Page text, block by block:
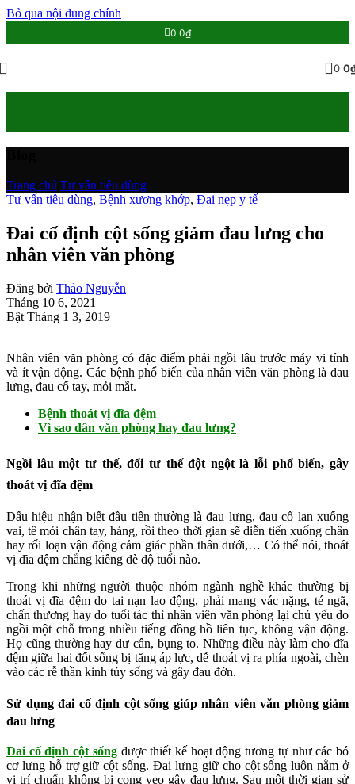
Bỏ qua nội dung chính
0 0₫
0 0
Trang chủ Tư vấn tiêu dùng
Tư vấn tiêu dùng, Bệnh xương khớp, Đai nẹp y tế
Đai cố định cột sống giảm đau lưng cho
nhân viên văn phòng
Đăng bởi Thảo Nguyễn
Tháng 10 6, 2021
Bật Tháng 1 3, 2019
Nhân viên văn phòng có đặc điểm phải ngồi lâu trước máy vi tính
và ít vận động. Các bệnh phổ biến của nhân viên văn phòng là đau
lưng, đau cổ tay, mỏi mắt.
Bệnh thoát vị đĩa đệm
Vì sao dân văn phòng hay đau lưng?
Ngồi lâu một tư thế, đổi tư thế đột ngột là lỗi phổ biến, gây
thoát vị đĩa đệm
Dấu hiệu nhận biết đầu tiên thường là đau lưng, đau cổ lan xuống
vai, tê mỏi chân tay, háng, rồi theo thời gian sẽ diễn tiến xuống chân
hay rối loạn vận động cảm giác phần thân dưới,… Có thể nói, thoát
vị đĩa đệm chẳng kiêng dè độ tuổi nào.
Trong khi những người thuộc nhóm ngành nghề khác thường bị
thoát vị đĩa đệm do tai nạn lao động, phải mang vác nặng, té ngã,
chấn thương hay do tuổi tác thì nhân viên văn phòng lại chủ yếu do
ngồi một chỗ trong nhiều tiếng đồng hồ liên tục, không vận động.
Họ cũng thường hay dư cân, bụng to. Những điều này làm cho đĩa
đệm giữa hai đốt sống bị tăng áp lực, dễ thoát vị ra phía ngoài, chèn
vào các rễ thần kinh tủy sống và gây đau đớn.
Sử dụng đai cố định cột sống giúp nhân viên văn phòng giảm
đau lưng
Đai cố định cột sốngđược thiết kế hoạt động tương tự như các bó
cơ lưng hỗ trợ giữ cột sống. Đai lưng giữ cho cột sống luôn nằm ở
vị trí chuẩn không bị cong vẹo gây đau lưng. Sau một thời gian sử